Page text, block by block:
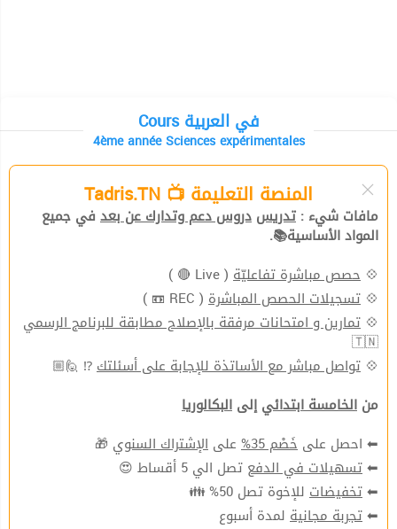
Cours في العربية
4ème année Sciences expérimentales
المنصة التعليمة 📺 Tadris.TN
مافات شيء : تدريس دروس دعم وتدارك عن بعد في جميع
المواد الأساسية📚.
💠 حصص مباشرة تفاعليّة ( Live 🔴 )
💠 تسجيلات الحصص المباشرة ( REC 📼 )
💠 تمارين و امتحانات مرفقة بالإصلاح مطابقة للبرنامج الرسمي
🇹🇳
💠 تواصل مباشر مع الأساتذة للإجابة على أسئلتك⁉ 🙋🏼
من الخامسة ابتدائي إلى البكالوريا
⬅ احصل على خَصْم 35% على الإشتراك السنوي 🎁
⬅تسهيلات في الدفع تصل الي 5 أقساط 😍
⬅تخفيضات للإخوة تصل 50% 👪
⬅تجربة مجانية لمدة أسبوع